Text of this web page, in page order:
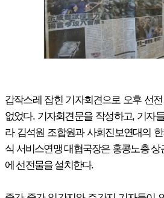
갑작스레 잡힌 기자회견으로 오후 선
없었다. 기자회견문을 작성하고, 기자
라 김석원 조합원과 사회진보연대의
식 서비스연맹 대협국장은 홍콩노총
에 선전물을 설치한다.